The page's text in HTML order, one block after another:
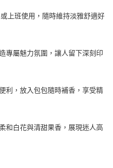
華泰商業銀行
遠東國際商業銀行
中國信託商業銀行
用戶可立即使用無須另外申請。
單成立後會自動跳轉到大哥付的交易
期數、繳款截止日，確認付款後即完
依後續交易確認頁面所載為準。
上班使用，隨時維持淡雅舒適好
專屬魅力氛圍，讓人留下深刻印
利，放入包包隨時補香，享受精
和白花與清甜果香，展現迷人高